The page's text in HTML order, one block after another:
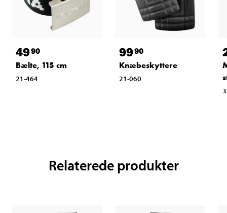
4990
Bælte, 115 cm
21-464
9990
Knæbeskyttere
21-060
Relaterede produkter